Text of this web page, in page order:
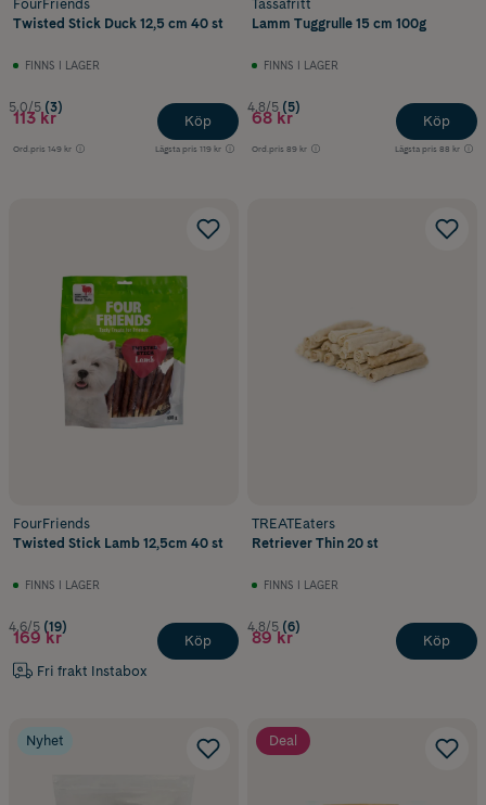
FourFriends
Twisted Stick Duck 12,5 cm 40 st
FINNS I LAGER
5.0/5 (3)
113 kr
Ord.pris 149 kr Lägsta pris 119 kr
Köp
Tassafritt
Lamm Tuggrulle 15 cm 100g
FINNS I LAGER
4.8/5 (5)
68 kr
Ord.pris 89 kr Lägsta pris 88 kr
Köp
FourFriends
Twisted Stick Lamb 12,5cm 40 st
FINNS I LAGER
4.6/5 (19)
169 kr
Fri frakt Instabox
Köp
TREATEaters
Retriever Thin 20 st
FINNS I LAGER
4.8/5 (6)
89 kr Köp
Nyhet Deal